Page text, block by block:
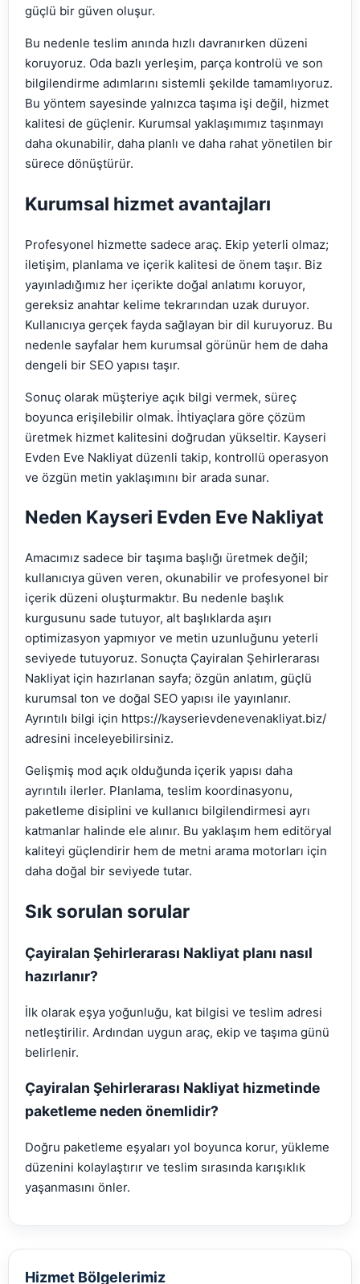
güçlü bir güven oluşur.
Bu nedenle teslim anında hızlı davranırken düzeni
koruyoruz. Oda bazlı yerleşim, parça kontrolü ve son
bilgilendirme adımlarını sistemli şekilde tamamlıyoruz.
Bu yöntem sayesinde yalnızca taşıma işi değil, hizmet
kalitesi de güçlenir. Kurumsal yaklaşımımız taşınmayı
daha okunabilir, daha planlı ve daha rahat yönetilen bir
sürece dönüştürür.
Kurumsal hizmet avantajları
Profesyonel hizmette sadece araç. Ekip yeterli olmaz;
iletişim, planlama ve içerik kalitesi de önem taşır. Biz
yayınladığımız her içerikte doğal anlatımı koruyor,
gereksiz anahtar kelime tekrarından uzak duruyor.
Kullanıcıya gerçek fayda sağlayan bir dil kuruyoruz. Bu
nedenle sayfalar hem kurumsal görünür hem de daha
dengeli bir SEO yapısı taşır.
Sonuç olarak müşteriye açık bilgi vermek, süreç
boyunca erişilebilir olmak. İhtiyaçlara göre çözüm
üretmek hizmet kalitesini doğrudan yükseltir. Kayseri
Evden Eve Nakliyat düzenli takip, kontrollü operasyon
ve özgün metin yaklaşımını bir arada sunar.
Neden Kayseri Evden Eve Nakliyat
Amacımız sadece bir taşıma başlığı üretmek değil;
kullanıcıya güven veren, okunabilir ve profesyonel bir
içerik düzeni oluşturmaktır. Bu nedenle başlık
kurgusunu sade tutuyor, alt başlıklarda aşırı
optimizasyon yapmıyor ve metin uzunluğunu yeterli
seviyede tutuyoruz. Sonuçta Çayiralan Şehirlerarası
Nakliyat için hazırlanan sayfa; özgün anlatım, güçlü
kurumsal ton ve doğal SEO yapısı ile yayınlanır.
Ayrıntılı bilgi için https://kayserievdenevenakliyat.biz/
adresini inceleyebilirsiniz.
Gelişmiş mod açık olduğunda içerik yapısı daha
ayrıntılı ilerler. Planlama, teslim koordinasyonu,
paketleme disiplini ve kullanıcı bilgilendirmesi ayrı
katmanlar halinde ele alınır. Bu yaklaşım hem editöryal
kaliteyi güçlendirir hem de metni arama motorları için
daha doğal bir seviyede tutar.
Sık sorulan sorular
Çayiralan Şehirlerarası Nakliyat planı nasıl
hazırlanır?
İlk olarak eşya yoğunluğu, kat bilgisi ve teslim adresi
netleştirilir. Ardından uygun araç, ekip ve taşıma günü
belirlenir.
Çayiralan Şehirlerarası Nakliyat hizmetinde
paketleme neden önemlidir?
Doğru paketleme eşyaları yol boyunca korur, yükleme
düzenini kolaylaştırır ve teslim sırasında karışıklık
yaşanmasını önler.
Hizmet Bölgelerimiz